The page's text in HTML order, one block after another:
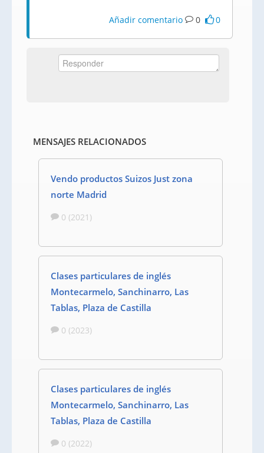
Añadir comentario 0 0
MENSAJES RELACIONADOS
Vendo productos Suizos Just zona
norte Madrid
0 (2021)
Clases particulares de inglés
Montecarmelo, Sanchinarro, Las
Tablas, Plaza de Castilla
0 (2023)
Clases particulares de inglés
Montecarmelo, Sanchinarro, Las
Tablas, Plaza de Castilla
0 (2022)